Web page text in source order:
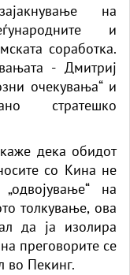
на
и
соработка.
- Дмитриј
очекувања“ и
стратешко
дека обидот
со Кина не
на
толкување, ова
да ја изолира
преговорите се
во Пекинг.